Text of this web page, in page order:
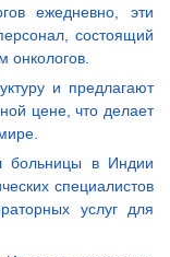
ежедневно, эти
состоящий
онкологов.
и предлагают
цене, что делает
больницы в Индии
специалистов
услуг для